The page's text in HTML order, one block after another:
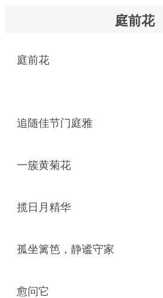
庭前花
庭前花
追随佳节门庭雅
一簇黄菊花
揽日月精华
孤坐篱笆，静谧守家
愈问它